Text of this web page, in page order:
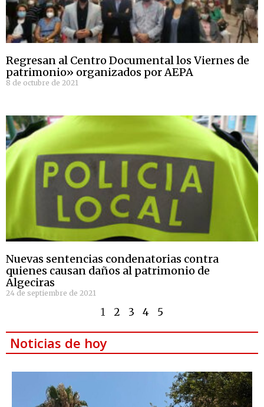
Regresan al Centro Documental los Viernes de
patrimonio» organizados por AEPA
8 de octubre de 2021
Nuevas sentencias condenatorias contra
quienes causan daños al patrimonio de
Algeciras
24 de septiembre de 2021
1 2 3 4 5
Noticias de hoy